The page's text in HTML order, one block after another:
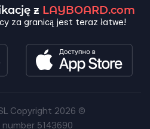
z LAYBOARD.com
za granicą jest teraz łatwe!
SL Copyright 2026 ©
5143690